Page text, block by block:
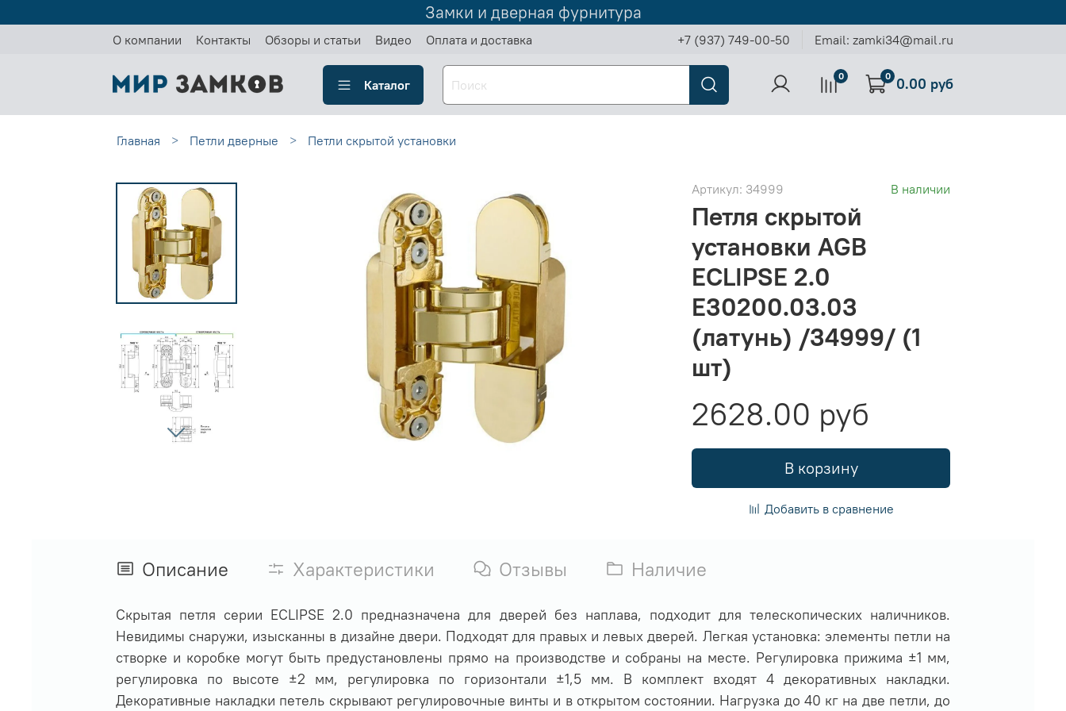
Замки и дверная фурнитура
О компании Контакты Обзоры и статьи Видео Оплата и доставка +7 (937) 749-00-50 Email: zamki34@mail.ru
Каталог
0 0 0.00 руб
Главная Петли дверные Петли скрытой установки
Артикул: 34999 В наличии
Петля скрытой
установки AGB
ECLIPSE 2.0
E30200.03.03
(латунь) /34999/ (1
шт)
2628.00 руб
В корзину
Добавить в сравнение
Описание Характеристики Отзывы Наличие
Скрытая петля серии ECLIPSE 2.0 предназначена для дверей без наплава, подходит для телескопических наличников.
Невидимы снаружи, изысканны в дизайне двери. Подходят для правых и левых дверей. Легкая установка: элементы петли на
створке и коробке могут быть предустановлены прямо на производстве и собраны на месте. Регулировка прижима ±1 мм,
регулировка по высоте ±2 мм, регулировка по горизонтали ±1,5 мм. В комплект входят 4 декоративных накладки.
Декоративные накладки петель скрывают регулировочные винты и в открытом состоянии. Нагрузка до 40 кг на две петли, до